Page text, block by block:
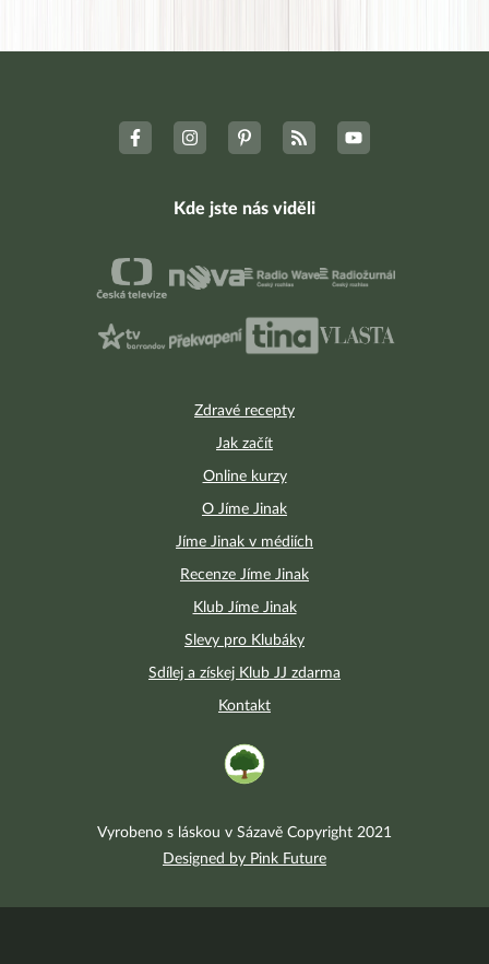
Zdravé recepty
Jak začít
Online kurzy
O Jíme Jinak
Jíme Jinak v médiích
Recenze Jíme Jinak
Klub Jíme Jinak
Slevy pro Klubáky
Sdílej a získej Klub JJ zdarma
Kontakt
Kde jste nás viděli
Vyrobeno s láskou v Sázavě Copyright 2021
Designed by Pink Future